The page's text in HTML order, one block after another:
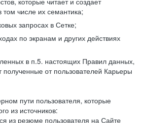
том числе их семантика;
запросах в Сетке;
по экранам и других действиях
в п.5. настоящих Правил данных,
от пользователей Карьеры
пути пользователя, которые
из источников:
из резюме пользователя на Сайте